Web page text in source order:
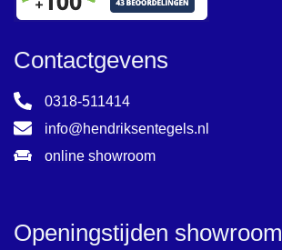
Contactgevens
0318-511414
info@hendriksentegels.nl
online showroom
Openingstijden showroom